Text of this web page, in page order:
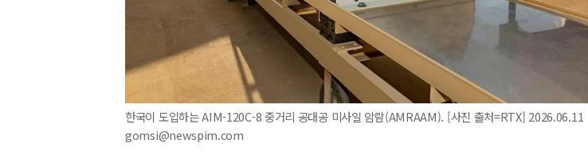
한국이 도입하는 AIM-120C-8 중거리 공대공 미사일 암람(AMRAAM). [사진 출처=RTX] 2026.06.11
gomsi@newspim.com